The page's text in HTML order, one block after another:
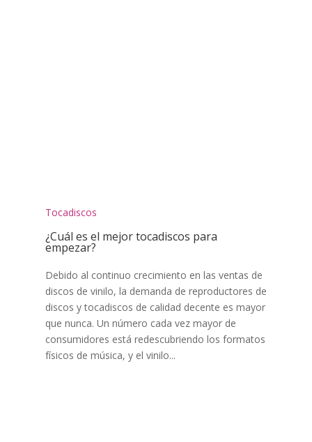
Tocadiscos
¿Cuál es el mejor tocadiscos para
empezar?
Debido al continuo crecimiento en las ventas de
discos de vinilo, la demanda de reproductores de
discos y tocadiscos de calidad decente es mayor
que nunca. Un número cada vez mayor de
consumidores está redescubriendo los formatos
físicos de música, y el vinilo...